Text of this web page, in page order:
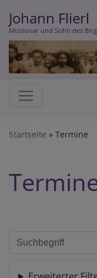
zum
Inhalt
Johann Flierl
Missionar und Sohn des
Startseite Termine